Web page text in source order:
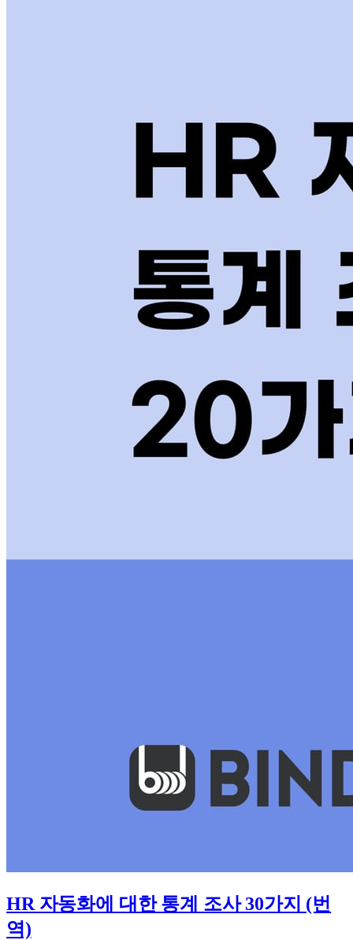
HR 자동화에 대한 통계 조사 30가지 (번
역)